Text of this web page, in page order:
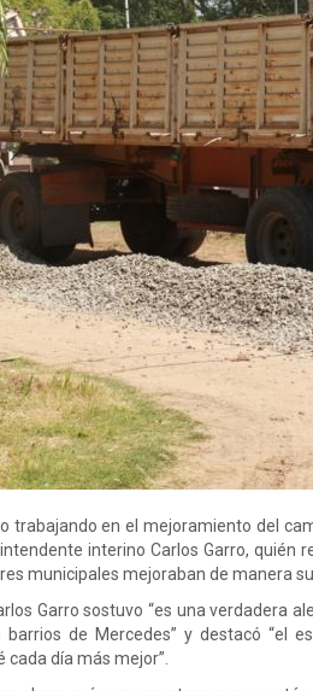
trabajando en el mejoramiento del
interino Carlos Garro, quién
municipales mejoraban de manera
Garro sostuvo “es una verdadera
de Mercedes” y destacó “el
día más mejor”.